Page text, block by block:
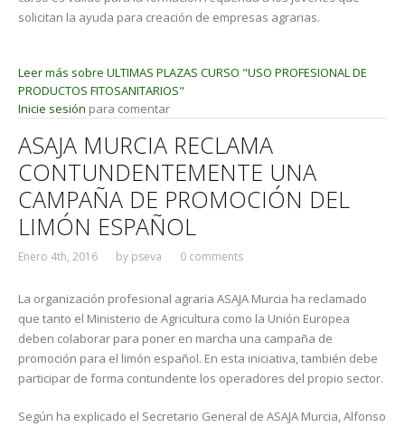
solicitan la ayuda para creación de empresas agrarias.
Leer más sobre ULTIMAS PLAZAS CURSO "USO PROFESIONAL DE
PRODUCTOS FITOSANITARIOS"
Inicie sesión para comentar
ASAJA MURCIA RECLAMA
CONTUNDENTEMENTE UNA
CAMPAÑA DE PROMOCIÓN DEL
LIMÓN ESPAÑOL
Enero 4th, 2016 by pseva 0 comments
La organización profesional agraria ASAJA Murcia ha reclamado
que tanto el Ministerio de Agricultura como la Unión Europea
deben colaborar para poner en marcha una campaña de
promoción para el limón español. En esta iniciativa, también debe
participar de forma contundente los operadores del propio sector.
Según ha explicado el Secretario General de ASAJA Murcia, Alfonso